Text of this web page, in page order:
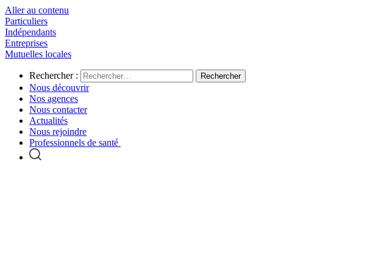
Aller au contenu
Particuliers
Indépendants
Entreprises
Mutuelles locales
Rechercher :
Nous découvrir
Nos agences
Nous contacter
Actualités
Nous rejoindre
Professionnels de santé